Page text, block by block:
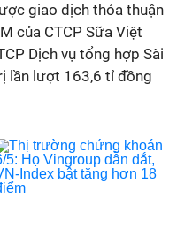
giao dịch thỏa thuận
của CTCP Sữa Việt
Dịch vụ tổng hợp Sài
lần lượt 163,6 tỉ đồng